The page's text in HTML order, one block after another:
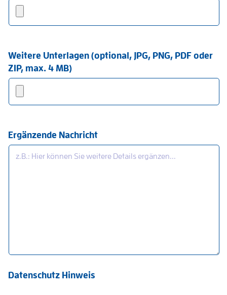
Weitere Unterlagen (optional, JPG, PNG, PDF oder
ZIP, max. 4 MB)
Ergänzende Nachricht
Datenschutz Hinweis